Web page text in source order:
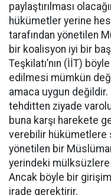
paylaştırılması
hükümetler yerine
tarafından yönetilen
bir koalisyon iyi bir
Teşkilatı’nın (İİT)
edilmesi mümkün
amaca uygun
tehditten ziyade
buna karşı harekete
verebilir hükümetlere
yönetilen bir
yerindeki mülksüzlere
Ancak böyle bir
irade gerektirir.